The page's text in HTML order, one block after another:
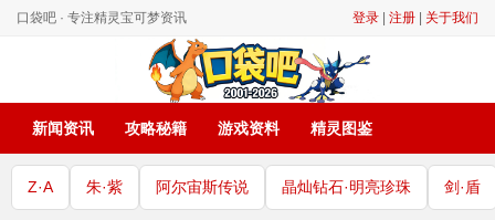
口袋吧 · 专注精灵宝可梦资讯 登录 注册 关于我们
新闻资讯 攻略秘籍 游戏资料 精灵图鉴
Z·A 朱·紫 阿尔宙斯传说 晶灿钻石·明亮珍珠 剑·盾